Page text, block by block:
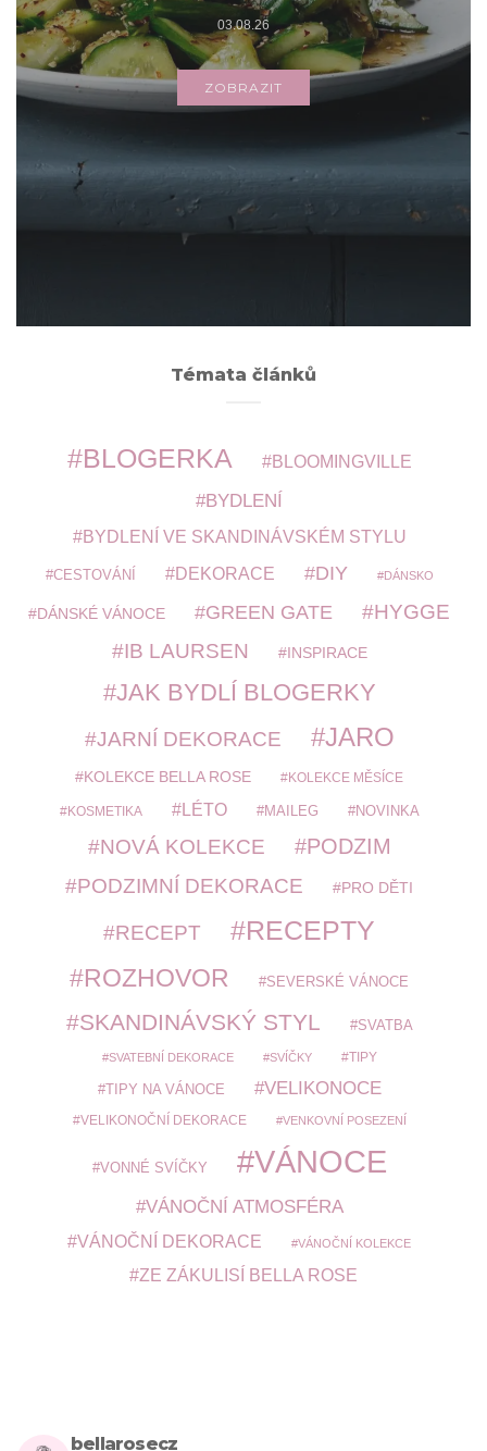
03.08.26
ZOBRAZIT
Archivy
Témata článků
BLOGERKA BLOOMINGVILLE
BYDLENÍ
BYDLENÍ VE SKANDINÁVSKÉM STYLU
CESTOVÁNÍ DEKORACE DIY DÁNSKO
DÁNSKÉ VÁNOCE GREEN GATE HYGGE
IB LAURSEN INSPIRACE
JAK BYDLÍ BLOGERKY
JARNÍ DEKORACE JARO
KOLEKCE BELLA ROSE KOLEKCE MĚSÍCE
KOSMETIKA LÉTO MAILEG NOVINKA
NOVÁ KOLEKCE PODZIM
PODZIMNÍ DEKORACE PRO DĚTI
RECEPT RECEPTY
ROZHOVOR SEVERSKÉ VÁNOCE
SKANDINÁVSKÝ STYL SVATBA
SVATEBNÍ DEKORACE SVÍČKY TIPY
TIPY NA VÁNOCE VELIKONOCE
VELIKONOČNÍ DEKORACE VENKOVNÍ POSEZENÍ
VONNÉ SVÍČKY VÁNOCE
VÁNOČNÍ ATMOSFÉRA
VÁNOČNÍ DEKORACE VÁNOČNÍ KOLEKCE
ZE ZÁKULISÍ BELLA ROSE
bellarosecz